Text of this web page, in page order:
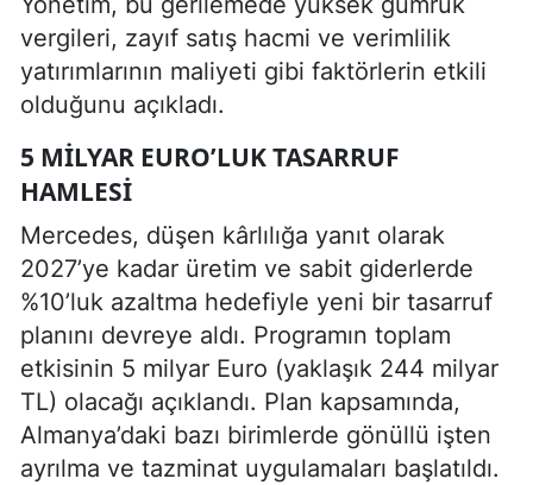
vergileri, zayıf satış hacmi ve verimlilik
yatırımlarının maliyeti gibi faktörlerin etkili
olduğunu açıkladı.
5 MILYAR EURO’LUK TASARRUF
HAMLESI
Mercedes, düşen kârlılığa yanıt olarak
2027’ye kadar üretim ve sabit giderlerde
%10’luk azaltma hedefiyle yeni bir tasarruf
planını devreye aldı. Programın toplam
etkisinin 5 milyar Euro (yaklaşık 244 milyar
TL) olacağı açıklandı. Plan kapsamında,
Almanya’daki bazı birimlerde gönüllü işten
ayrılma ve tazminat uygulamaları başlatıldı.